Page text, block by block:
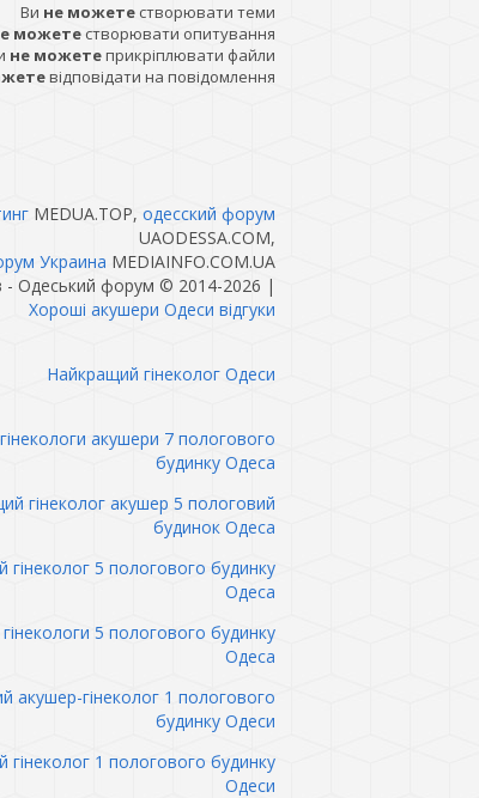
Ви не можетестворювати теми
можетестворювати опитування
не можетеприкріплювати файли
відповідати на повідомлення
MEDUA.TOP, одесский форум
UAODESSA.COM,
Украина MEDIAINFO.COM.UA
- Одеський форум © 2014-2026 |
Хороші акушери Одеси відгуки
Найкращий гінеколог Одеси
акушери 7 пологового
будинку Одеса
гінеколог акушер 5 пологовий
будинок Одеса
гінеколог 5 пологового будинку
Одеса
5 пологового будинку
Одеса
акушер-гінеколог 1 пологового
будинку Одеси
гінеколог 1 пологового будинку
Одеси